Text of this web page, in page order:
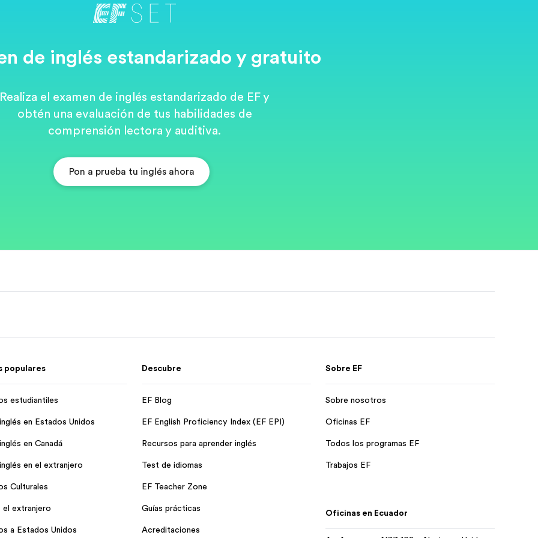
de inglés estandarizado y gratuito
Realiza el examen de inglés estandarizado de EF y
obtén una evaluación de tus habilidades de
comprensión lectora y auditiva.
Pon a prueba tu inglés ahora
populares
estudiantiles
en Estados Unidos
en Canadá
en el extranjero
Culturales
el extranjero
a Estados Unidos
Descubre
EF Blog
EF English Proficiency Index (EF EPI)
Recursos para aprender inglés
Test de idiomas
EF Teacher Zone
Guías prácticas
Acreditaciones
Sobre EF
Sobre nosotros
Oficinas EF
Todos los programas EF
Trabajos EF
Oficinas en Ecuador